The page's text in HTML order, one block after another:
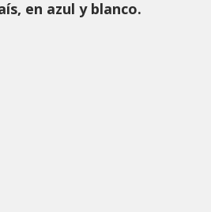
en azul y blanco.